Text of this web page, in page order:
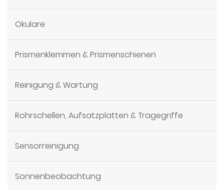
Okulare
Prismenklemmen & Prismenschienen
Reinigung & Wartung
Rohrschellen, Aufsatzplatten & Tragegriffe
Sensorreinigung
Sonnenbeobachtung